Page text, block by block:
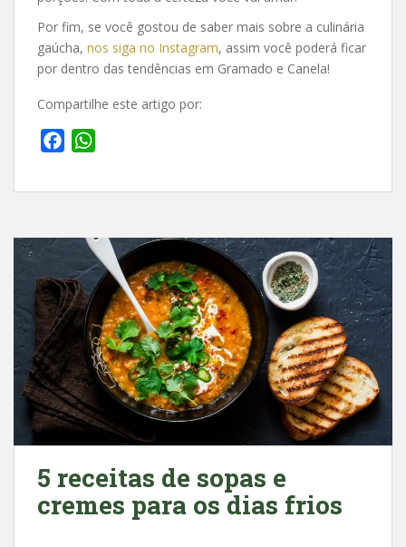
Por fim, se você gostou de saber mais sobre a culinária
gaúcha, nos siga no Instagram, assim você poderá ficar
por dentro das tendências em Gramado e Canela!
Compartilhe este artigo por:
c
b
o
k
a
s
A
p
5 receitas de sopas e
cremes para os dias frios